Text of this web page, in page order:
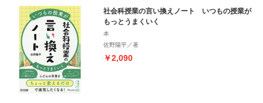
社会科授業の言い換えノート いつもの授業が
もっとうまくいく
本
佐野陽平／著
￥2,090